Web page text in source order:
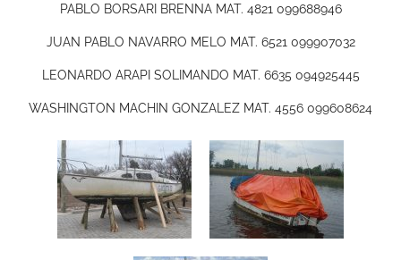
PABLO BORSARI BRENNA MAT. 4821 099688946
JUAN PABLO NAVARRO MELO MAT. 6521 099907032
LEONARDO ARAPI SOLIMANDO MAT. 6635 094925445
WASHINGTON MACHIN GONZALEZ MAT. 4556 099608624